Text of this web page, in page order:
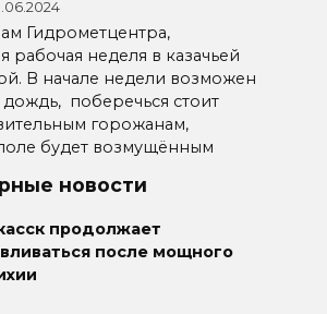
Гидрометцентра,
рабочая неделя в казачьей
В начале недели возможен
поберечься стоит
горожанам,
будет возмущённым
новости
продолжает
после мощного